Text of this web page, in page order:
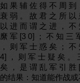
如 果 辅 佐 得 不 周 到
衰 弱 。 故 君 之 所 以
以 进 而 谓 之 进 ，
縻 军 [3 0] ； 不 知 三
， 则 军 士 惑 矣 ；
4] ， 则 军 士 疑 矣 。
矣 ， 是 谓 乱 军 引 胜
的结果：知道能作战